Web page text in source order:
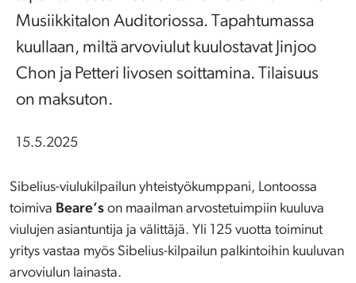
Musiikkitalon Auditoriossa. Tapahtumassa
kuullaan, miltä arvoviulut kuulostavat Jinjoo
Chon ja Petteri Iivosen soittamina. Tilaisuus
on maksuton.
15.5.2025
Sibelius-viulukilpailun yhteistyökumppani, Lontoossa
toimiva Beare’s on maailman arvostetuimpiin kuuluva
viulujen asiantuntija ja välittäjä. Yli 125 vuotta toiminut
yritys vastaa myös Sibelius-kilpailun palkintoihin kuuluvan
arvoviulun lainasta.